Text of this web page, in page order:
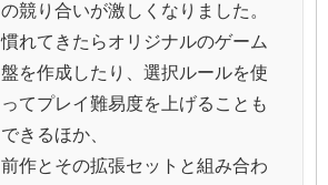
の競り合いが激しくなりました。
慣れてきたらオリジナルのゲーム
盤を作成したり、選択ルールを使
ってプレイ難易度を上げることも
できるほか、
前作とその拡張セットと組み合わ